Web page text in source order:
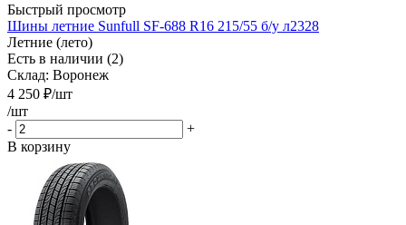
Быстрый просмотр
Шины летние Sunfull SF-688 R16 215/55 б/у л2328
Летние (лето)
Есть в наличии (2)
Склад: Воронеж
4 250 ₽/шт
/шт
-
+
В корзину